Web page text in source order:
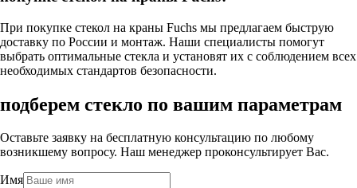
При покупке стекол на краны Fuchs мы предлагаем быструю
доставку по России и монтаж. Наши специалисты помогут
выбрать оптимальные стекла и установят их с соблюдением всех
необходимых стандартов безопасности.
подберем стекло по вашим параметрам
Оставьте заявку на бесплатную консультацию по любому
возникшему вопросу. Наш менеджер проконсультирует Вас.
Имя